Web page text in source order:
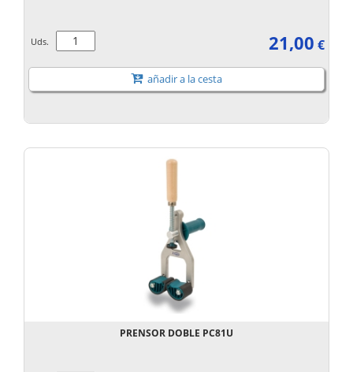
Uds. 21,00 €
añadir a la cesta
PRENSOR DOBLE PC81U